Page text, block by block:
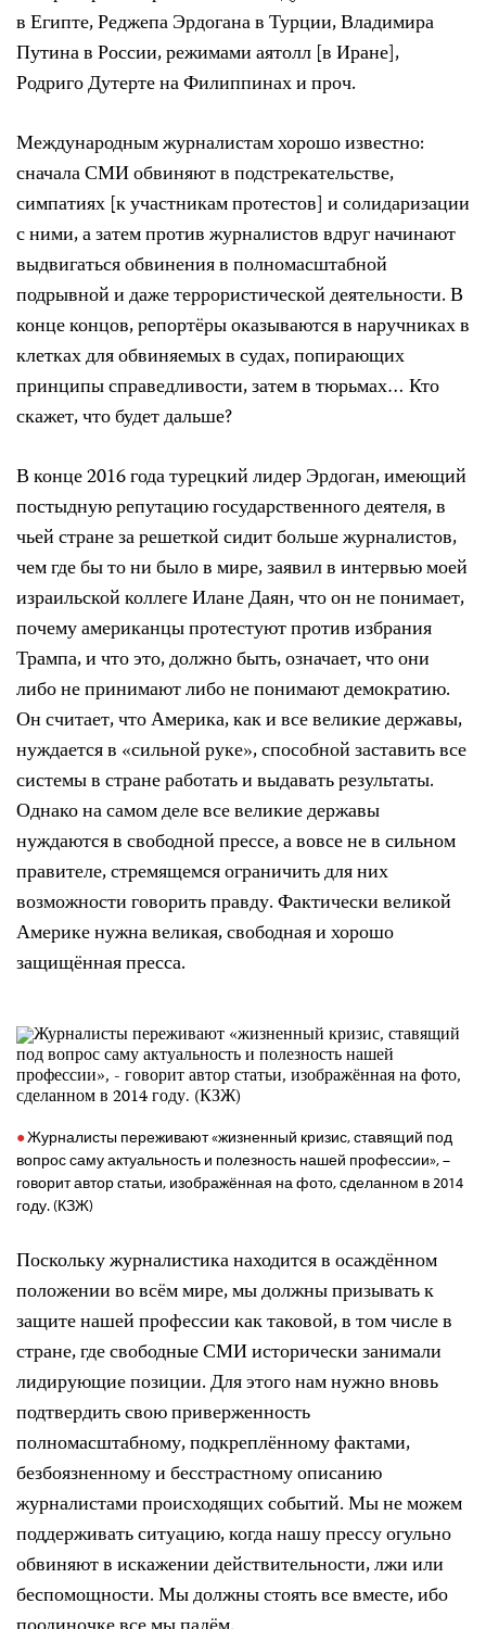
в Египте, Реджепа Эрдогана в Турции, Владимира
Путина в России, режимами аятолл [в Иране],
Родриго Дутерте на Филиппинах и проч.
Международным журналистам хорошо известно:
сначала СМИ обвиняют в подстрекательстве,
симпатиях [к участникам протестов] и солидаризации
с ними, а затем против журналистов вдруг начинают
выдвигаться обвинения в полномасштабной
подрывной и даже террористической деятельности. В
конце концов, репортёры оказываются в наручниках в
клетках для обвиняемых в судах, попирающих
принципы справедливости, затем в тюрьмах… Кто
скажет, что будет дальше?
В конце 2016 года турецкий лидер Эрдоган, имеющий
постыдную репутацию государственного деятеля, в
чьей стране за решеткой сидит больше журналистов,
чем где бы то ни было в мире, заявил в интервью моей
израильской коллеге Илане Даян, что он не понимает,
почему американцы протестуют против избрания
Трампа, и что это, должно быть, означает, что они
либо не принимают либо не понимают демократию.
Он считает, что Америка, как и все великие державы,
нуждается в «сильной руке», способной заставить все
системы в стране работать и выдавать результаты.
Однако на самом деле все великие державы
нуждаются в свободной прессе, а вовсе не в сильном
правителе, стремящемся ограничить для них
возможности говорить правду. Фактически великой
Америке нужна великая, свободная и хорошо
защищённая пресса.
Журналисты переживают «жизненный кризис, ставящий под
вопрос саму актуальность и полезность нашей профессии», –
говорит автор статьи, изображённая на фото, сделанном в 2014
году. (КЗЖ)
Поскольку журналистика находится в осаждённом
положении во всём мире, мы должны призывать к
защите нашей профессии как таковой, в том числе в
стране, где свободные СМИ исторически занимали
лидирующие позиции. Для этого нам нужно вновь
подтвердить свою приверженность
полномасштабному, подкреплённому фактами,
безбоязненному и бесстрастному описанию
журналистами происходящих событий. Мы не можем
поддерживать ситуацию, когда нашу прессу огульно
обвиняют в искажении действительности, лжи или
беспомощности. Мы должны стоять все вместе, ибо